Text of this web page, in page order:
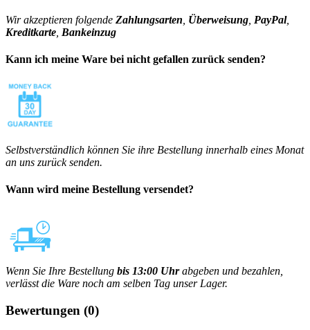
Wir akzeptieren folgende Zahlungsarten Überweisung PayPal,
Kreditkarte Bankeinzug
Kann ich meine Ware bei nicht gefallen zurück senden?
Selbstverständlich können Sie ihre Bestellung innerhalb eines Monat
an uns zurück senden.
Wann wird meine Bestellung versendet?
Wenn Sie Ihre Bestellung bis 13:00 Uhrabgeben und bezahlen,
verlässt die Ware noch am selben Tag unser Lager.
Bewertungen (0)